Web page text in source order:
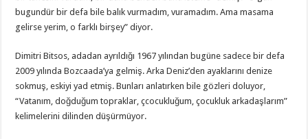
bugundür bir defa bile balık vurmadım, vuramadım. Ama masama
gelirse yerim, o farklı birşey” diyor.
Dimitri Bitsos, adadan ayrıldığı 1967 yılından bugüne sadece bir defa
2009 yılında Bozcaada’ya gelmiş. Arka Deniz’den ayaklarını denize
sokmuş, eskiyi yad etmiş. Bunları anlatırken bile gözleri doluyor,
“Vatanım, doğduğum topraklar, çcocukluğum, çocukluk arkadaşlarım”
kelimelerini dilinden düşürmüyor.